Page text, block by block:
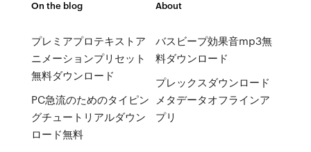
On the blog
プレミアプロテキストア
ニメーションプリセット
無料ダウンロード
PC急流のためのタイピン
グチュートリアルダウン
ロード無料
About
バスビープ効果音mp3無
料ダウンロード
プレックスダウンロード
メタデータオフラインア
プリ